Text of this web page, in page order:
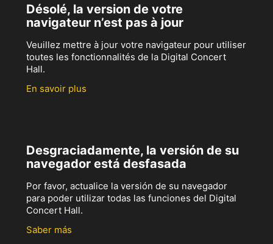
Désolé, la version de votre
navigateur n’est pas à jour
Veuillez mettre à jour votre navigateur pour utiliser
toutes les fonctionnalités de la Digital Concert
Hall.
En savoir plus
Desgraciadamente, la versión de su
navegador está desfasada
Por favor, actualice la versión de su navegador
para poder utilizar todas las funciones del Digital
Concert Hall.
Saber más